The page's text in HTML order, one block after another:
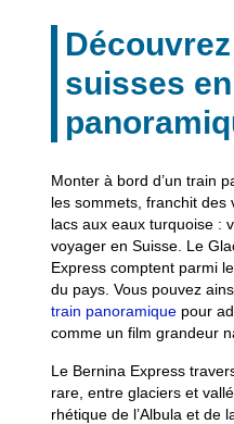
suisses
Monter à bord d’un train
les sommets, franchit des
lacs aux eaux turquoise :
voyager en Suisse. Le
Express comptent parmi
du pays. Vous pouvez
train panoramiquepour
comme un film grandeur
Le Bernina Express
rare, entre glaciers et
rhétique de l’Albula et de